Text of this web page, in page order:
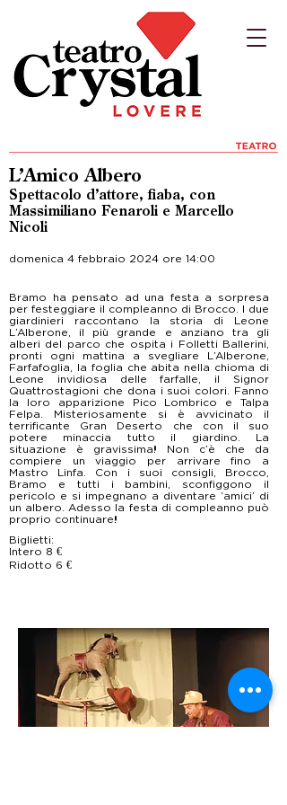
L’Amico Albero
Spettacolo d’attore, fiaba, con
Massimiliano Fenaroli e Marcello
Nicoli
domenica 4 febbraio 2024 ore 14:00
Bramo ha pensato ad una festa a sorpresa
per festeggiare il compleanno di Brocco. I due
giardinieri raccontano la storia di Leone
L’Alberone, il più grande e anziano tra gli
alberi del parco che ospita i Folletti Ballerini,
pronti ogni mattina a svegliare L’Alberone,
Farfafoglia, la foglia che abita nella chioma di
Leone invidiosa delle farfalle, il Signor
Quattrostagioni che dona i suoi colori. Fanno
la loro apparizione Pico Lombrico e Talpa
Felpa. Misteriosamente si è avvicinato il
terrificante Gran Deserto che con il suo
potere minaccia tutto il giardino. La
situazione è gravissima! Non c’è che da
compiere un viaggio per arrivare fino a
Mastro Linfa. Con i suoi consigli, Brocco,
Bramo e tutti i bambini, sconfiggono il
pericolo e si impegnano a diventare ‘amici’ di
un albero. Adesso la festa di compleanno può
proprio continuare!
Biglietti:
Intero 8 €
Ridotto 6 €